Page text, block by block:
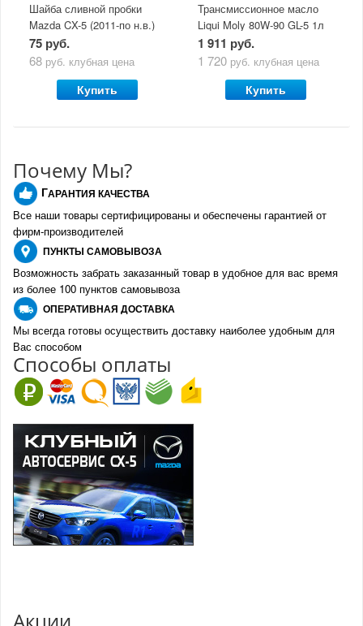
Шайба сливной пробки
Mazda CX-5 (2011-по н.в.)
75 руб.
68 руб. клубная цена
Купить
Трансмиссионное масло
Liqui Moly 80W-90 GL-5 1л
1 911 руб.
1 720 руб. клубная цена
Купить
Почему Мы?
ГАРАНТИЯ КАЧЕСТВА
Все наши товары сертифицированы и обеспечены гарантией от
фирм-производителей
ПУНКТЫ САМОВЫВОЗА
Возможность забрать заказанный товар в удобное для вас время
из более 100 пунктов самовывоза
ОПЕРАТИВНАЯ ДОСТАВКА
Мы всегда готовы осуществить доставку наиболее удобным для
Вас способом
Способы оплаты